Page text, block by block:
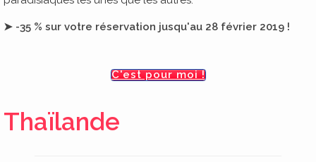
➤ -35 % sur votre réservation jusqu'au 28 février 2019 !
C'est pour moi !
Thaïlande